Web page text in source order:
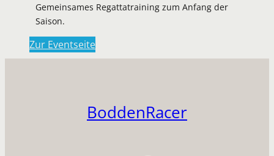
Gemeinsames Regattatraining zum Anfang der
Saison.
Zur Eventseite
BoddenRacer